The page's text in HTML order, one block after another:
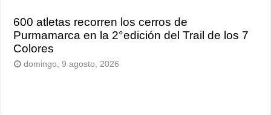
600 atletas recorren los cerros de
Purmamarca en la 2°edición del Trail de los 7
Colores
domingo, 9 agosto, 2026